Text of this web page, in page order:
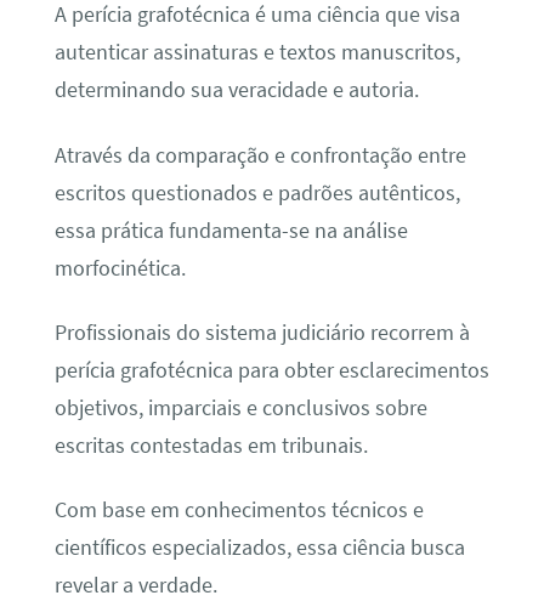
A perícia grafotécnica é uma ciência que visa
autenticar assinaturas e textos manuscritos,
determinando sua veracidade e autoria.
Através da comparação e confrontação entre
escritos questionados e padrões autênticos,
essa prática fundamenta-se na análise
morfocinética.
Profissionais do sistema judiciário recorrem à
perícia grafotécnica para obter esclarecimentos
objetivos, imparciais e conclusivos sobre
escritas contestadas em tribunais.
Com base em conhecimentos técnicos e
científicos especializados, essa ciência busca
revelar a verdade.